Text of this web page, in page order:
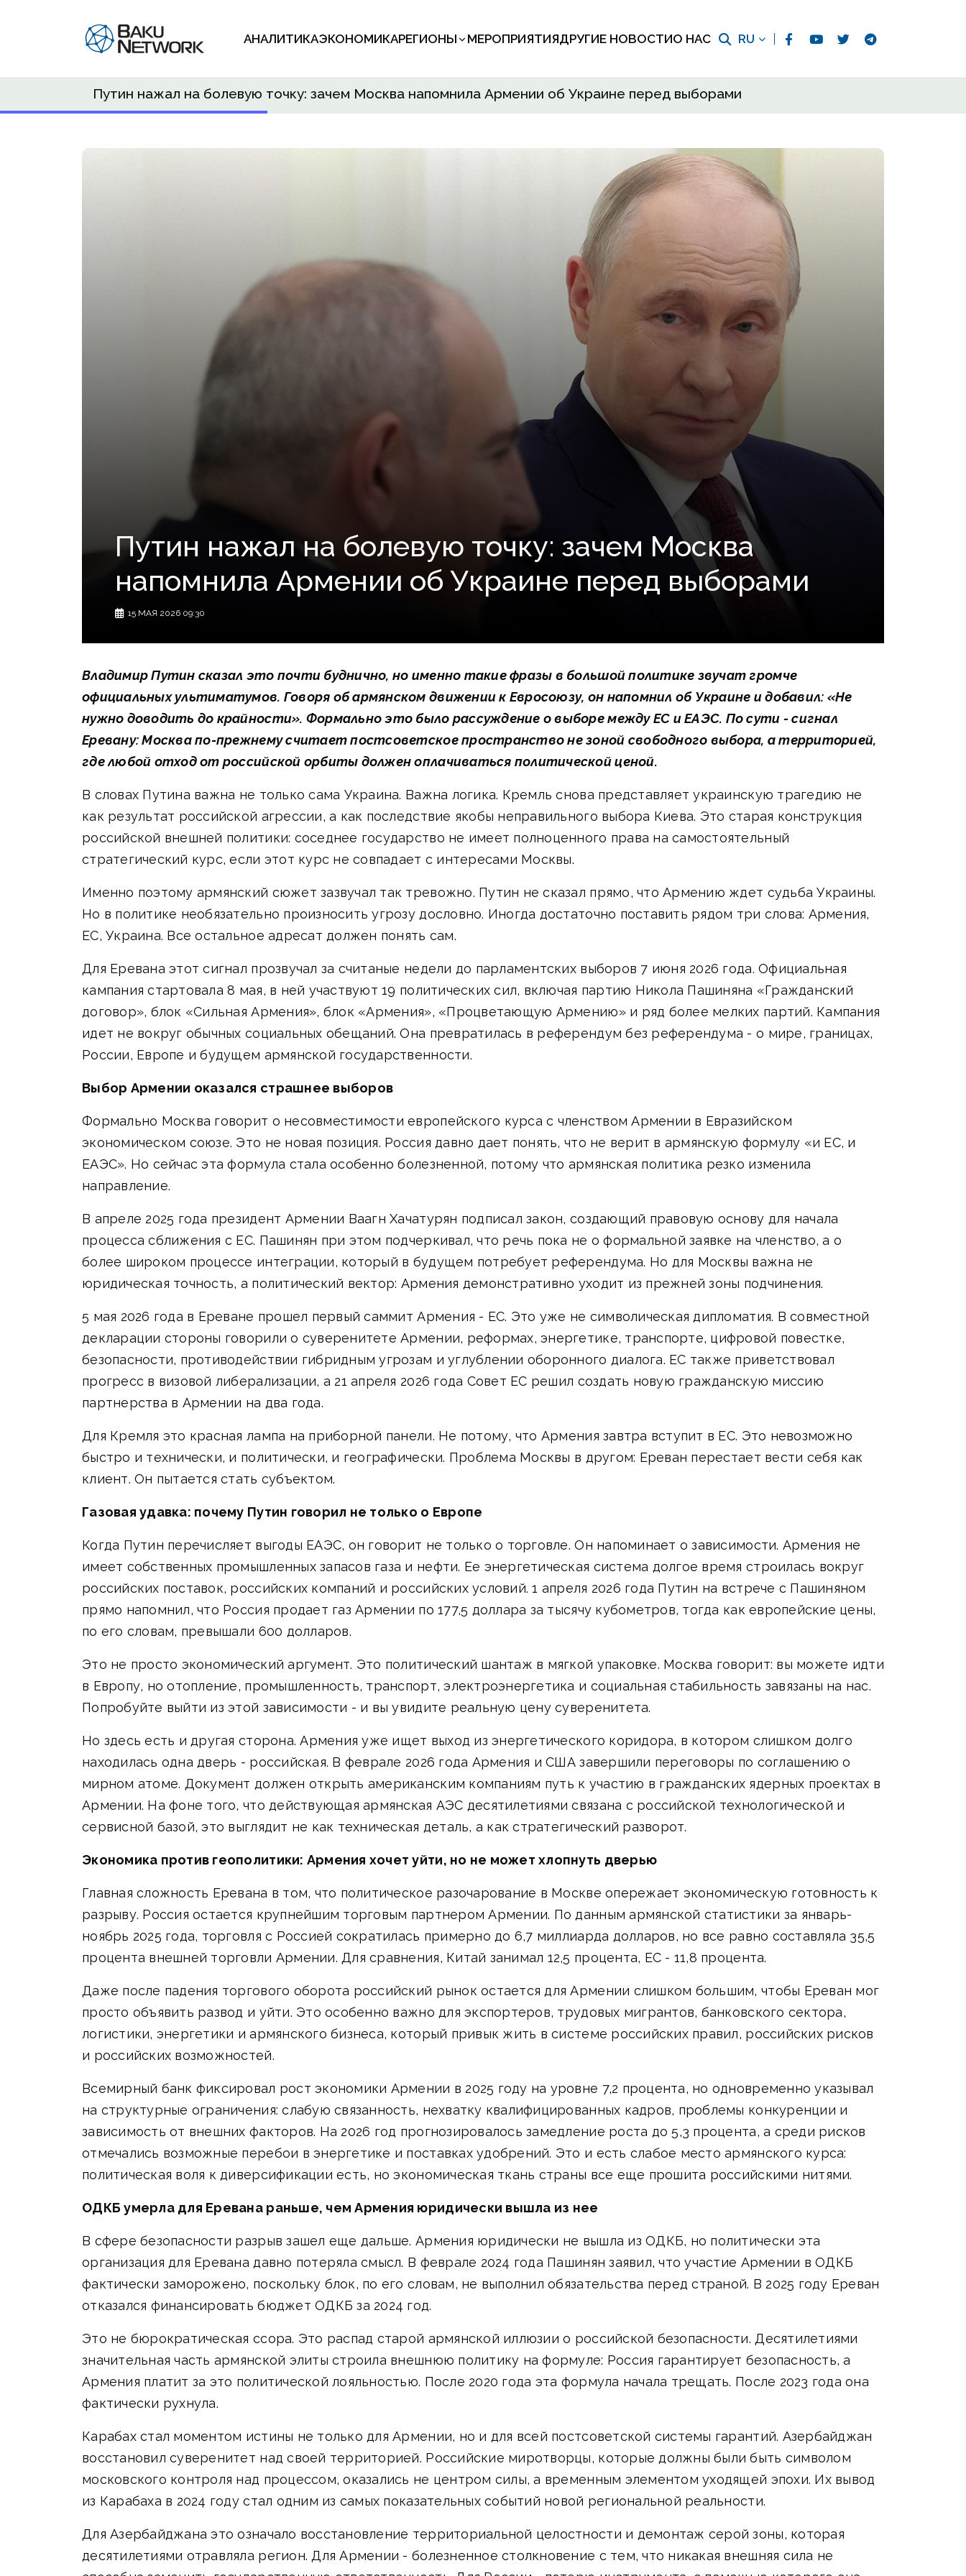
АНАЛИТИКАЭКОНОМИКАРЕГИОНЫ МЕРОПРИЯТИЯДРУГИЕ НОВОСТИО НАС RU
Путин нажал на болевую точку: зачем Москва напомнила Армении об Украине перед выборами
Путин нажал на болевую точку: зачем Москва
напомнила Армении об Украине перед выборами
15 МАЯ 2026 09:30
Владимир Путин сказал это почти буднично, но именно такие фразы в большой политике звучат громче
официальных ультиматумов. Говоря об армянском движении к Евросоюзу, он напомнил об Украине и добавил: «Не
нужно доводить до крайности». Формально это было рассуждение о выборе между ЕС и ЕАЭС. По сути - сигнал
Еревану: Москва по-прежнему считает постсоветское пространство не зоной свободного выбора, а территорией,
где любой отход от российской орбиты должен оплачиваться политической ценой.
В словах Путина важна не только сама Украина. Важна логика. Кремль снова представляет украинскую трагедию не
как результат российской агрессии, а как последствие якобы неправильного выбора Киева. Это старая конструкция
российской внешней политики: соседнее государство не имеет полноценного права на самостоятельный
стратегический курс, если этот курс не совпадает с интересами Москвы.
Именно поэтому армянский сюжет зазвучал так тревожно. Путин не сказал прямо, что Армению ждет судьба Украины.
Но в политике необязательно произносить угрозу дословно. Иногда достаточно поставить рядом три слова: Армения,
ЕС, Украина. Все остальное адресат должен понять сам.
Для Еревана этот сигнал прозвучал за считаные недели до парламентских выборов 7 июня 2026 года. Официальная
кампания стартовала 8 мая, в ней участвуют 19 политических сил, включая партию Никола Пашиняна «Гражданский
договор», блок «Сильная Армения», блок «Армения», «Процветающую Армению» и ряд более мелких партий. Кампания
идет не вокруг обычных социальных обещаний. Она превратилась в референдум без референдума - о мире, границах,
России, Европе и будущем армянской государственности.
Выбор Армении оказался страшнее выборов
Формально Москва говорит о несовместимости европейского курса с членством Армении в Евразийском
экономическом союзе. Это не новая позиция. Россия давно дает понять, что не верит в армянскую формулу «и ЕС, и
ЕАЭС». Но сейчас эта формула стала особенно болезненной, потому что армянская политика резко изменила
направление.
В апреле 2025 года президент Армении Ваагн Хачатурян подписал закон, создающий правовую основу для начала
процесса сближения с ЕС. Пашинян при этом подчеркивал, что речь пока не о формальной заявке на членство, а о
более широком процессе интеграции, который в будущем потребует референдума. Но для Москвы важна не
юридическая точность, а политический вектор: Армения демонстративно уходит из прежней зоны подчинения.
5 мая 2026 года в Ереване прошел первый саммит Армения - ЕС. Это уже не символическая дипломатия. В совместной
декларации стороны говорили о суверенитете Армении, реформах, энергетике, транспорте, цифровой повестке,
безопасности, противодействии гибридным угрозам и углублении оборонного диалога. ЕС также приветствовал
прогресс в визовой либерализации, а 21 апреля 2026 года Совет ЕС решил создать новую гражданскую миссию
партнерства в Армении на два года.
Для Кремля это красная лампа на приборной панели. Не потому, что Армения завтра вступит в ЕС. Это невозможно
быстро и технически, и политически, и географически. Проблема Москвы в другом: Ереван перестает вести себя как
клиент. Он пытается стать субъектом.
Газовая удавка: почему Путин говорил не только о Европе
Когда Путин перечисляет выгоды ЕАЭС, он говорит не только о торговле. Он напоминает о зависимости. Армения не
имеет собственных промышленных запасов газа и нефти. Ее энергетическая система долгое время строилась вокруг
российских поставок, российских компаний и российских условий. 1 апреля 2026 года Путин на встрече с Пашиняном
прямо напомнил, что Россия продает газ Армении по 177,5 доллара за тысячу кубометров, тогда как европейские цены,
по его словам, превышали 600 долларов.
Это не просто экономический аргумент. Это политический шантаж в мягкой упаковке. Москва говорит: вы можете идти
в Европу, но отопление, промышленность, транспорт, электроэнергетика и социальная стабильность завязаны на нас.
Попробуйте выйти из этой зависимости - и вы увидите реальную цену суверенитета.
Но здесь есть и другая сторона. Армения уже ищет выход из энергетического коридора, в котором слишком долго
находилась одна дверь - российская. В феврале 2026 года Армения и США завершили переговоры по соглашению о
мирном атоме. Документ должен открыть американским компаниям путь к участию в гражданских ядерных проектах в
Армении. На фоне того, что действующая армянская АЭС десятилетиями связана с российской технологической и
сервисной базой, это выглядит не как техническая деталь, а как стратегический разворот.
Экономика против геополитики: Армения хочет уйти, но не может хлопнуть дверью
Главная сложность Еревана в том, что политическое разочарование в Москве опережает экономическую готовность к
разрыву. Россия остается крупнейшим торговым партнером Армении. По данным армянской статистики за январь-
ноябрь 2025 года, торговля с Россией сократилась примерно до 6,7 миллиарда долларов, но все равно составляла 35,5
процента внешней торговли Армении. Для сравнения, Китай занимал 12,5 процента, ЕС - 11,8 процента.
Даже после падения торгового оборота российский рынок остается для Армении слишком большим, чтобы Ереван мог
просто объявить развод и уйти. Это особенно важно для экспортеров, трудовых мигрантов, банковского сектора,
логистики, энергетики и армянского бизнеса, который привык жить в системе российских правил, российских рисков
и российских возможностей.
Всемирный банк фиксировал рост экономики Армении в 2025 году на уровне 7,2 процента, но одновременно указывал
на структурные ограничения: слабую связанность, нехватку квалифицированных кадров, проблемы конкуренции и
зависимость от внешних факторов. На 2026 год прогнозировалось замедление роста до 5,3 процента, а среди рисков
отмечались возможные перебои в энергетике и поставках удобрений. Это и есть слабое место армянского курса:
политическая воля к диверсификации есть, но экономическая ткань страны все еще прошита российскими нитями.
ОДКБ умерла для Еревана раньше, чем Армения юридически вышла из нее
В сфере безопасности разрыв зашел еще дальше. Армения юридически не вышла из ОДКБ, но политически эта
организация для Еревана давно потеряла смысл. В феврале 2024 года Пашинян заявил, что участие Армении в ОДКБ
фактически заморожено, поскольку блок, по его словам, не выполнил обязательства перед страной. В 2025 году Ереван
отказался финансировать бюджет ОДКБ за 2024 год.
Это не бюрократическая ссора. Это распад старой армянской иллюзии о российской безопасности. Десятилетиями
значительная часть армянской элиты строила внешнюю политику на формуле: Россия гарантирует безопасность, а
Армения платит за это политической лояльностью. После 2020 года эта формула начала трещать. После 2023 года она
фактически рухнула.
Карабах стал моментом истины не только для Армении, но и для всей постсоветской системы гарантий. Азербайджан
восстановил суверенитет над своей территорией. Российские миротворцы, которые должны были быть символом
московского контроля над процессом, оказались не центром силы, а временным элементом уходящей эпохи. Их вывод
из Карабаха в 2024 году стал одним из самых показательных событий новой региональной реальности.
Для Азербайджана это означало восстановление территориальной целостности и демонтаж серой зоны, которая
десятилетиями отравляла регион. Для Армении - болезненное столкновение с тем, что никакая внешняя сила не